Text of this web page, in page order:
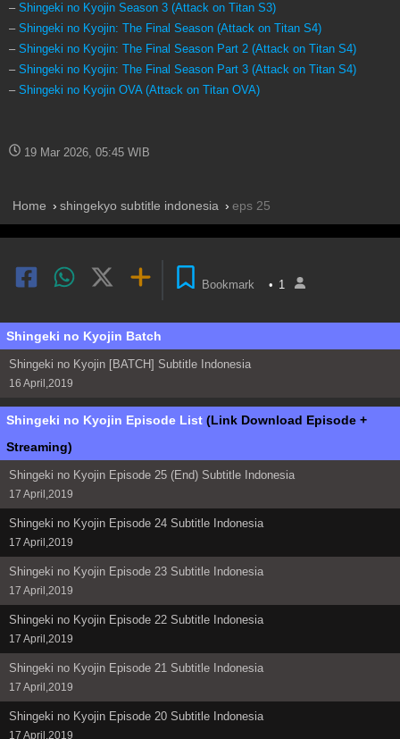
– Shingeki no Kyojin Season 3 (Attack on Titan S3)
– Shingeki no Kyojin: The Final Season (Attack on Titan S4)
– Shingeki no Kyojin: The Final Season Part 2 (Attack on Titan S4)
– Shingeki no Kyojin: The Final Season Part 3 (Attack on Titan S4)
– Shingeki no Kyojin OVA (Attack on Titan OVA)
19 Mar 2026, 05:45 WIB
Home shingekyo subtitle indonesia eps 25
Bookmark • 1
Shingeki no Kyojin Batch
Shingeki no Kyojin [BATCH] Subtitle Indonesia
16 April,2019
Shingeki no Kyojin Episode List (Link Download Episode +
Streaming)
Shingeki no Kyojin Episode 25 (End) Subtitle Indonesia
17 April,2019
Shingeki no Kyojin Episode 24 Subtitle Indonesia
17 April,2019
Shingeki no Kyojin Episode 23 Subtitle Indonesia
17 April,2019
Shingeki no Kyojin Episode 22 Subtitle Indonesia
17 April,2019
Shingeki no Kyojin Episode 21 Subtitle Indonesia
17 April,2019
Shingeki no Kyojin Episode 20 Subtitle Indonesia
17 April,2019